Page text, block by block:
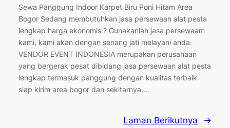
Sewa Panggung Indoor Karpet Biru Poni Hitam Area
Bogor Sedang membutuhkan jasa persewaan alat pesta
lengkap harga ekonomis ? Gunakanlah jasa persewaam
kami, kami akan dengan senang jati melayani anda.
VENDOR EVENT INDONESIA merupakan perusahaan
yang bergerak pesat dibidang jasa persewaan alat pesta
lengkap termasuk panggung dengan kualitas terbaik
siap kirim area bogor dan sekitarnya.…
Laman Berikutnya →